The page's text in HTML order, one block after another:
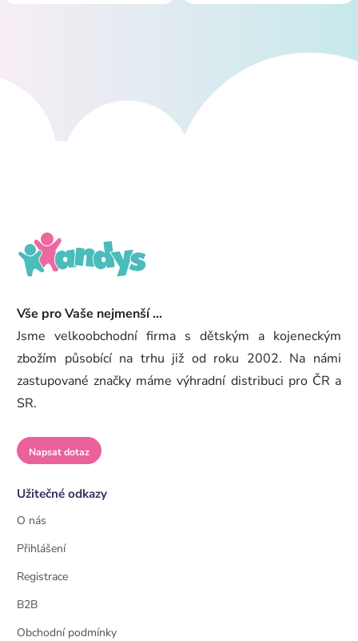
Vše pro Vaše nejmenší ...
Jsme velkoobchodní firma s dětským a kojeneckým
zbožím působící na trhu již od roku 2002. Na námi
zastupované značky máme výhradní distribuci pro ČR a
SR.
Napsat dotaz
Užitečné odkazy
O nás
Přihlášení
Registrace
B2B
Obchodní podmínky